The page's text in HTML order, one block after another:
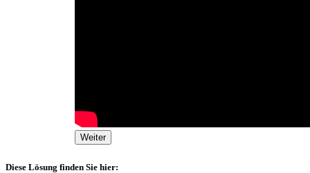
Weiter
Diese Lösung finden Sie hier: